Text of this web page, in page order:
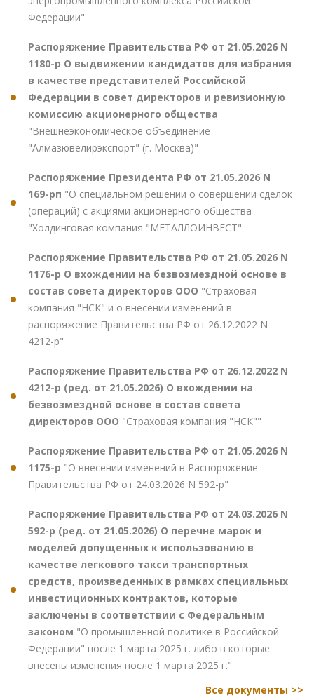
Федерации"
Распоряжение Правительства РФ от 21.05.2026 N
1180-р О выдвижении кандидатов для избрания
в качестве представителей Российской
Федерации в совет директоров и ревизионную
комиссию акционерного общества
"Внешнеэкономическое объединение
"Алмазювелирэкспорт" (г. Москва)"
Распоряжение Президента РФ от 21.05.2026 N
169-рп "О специальном решении о совершении сделок
(операций) с акциями акционерного общества
"Холдинговая компания "МЕТАЛЛОИНВЕСТ"
Распоряжение Правительства РФ от 21.05.2026 N
1176-р О вхождении на безвозмездной основе в
состав совета директоров ООО "Страховая
компания "НСК" и о внесении изменений в
распоряжение Правительства РФ от 26.12.2022 N
4212-р"
Распоряжение Правительства РФ от 26.12.2022 N
4212-р (ред. от 21.05.2026) О вхождении на
безвозмездной основе в состав совета
директоров ООО "Страховая компания "НСК""
Распоряжение Правительства РФ от 21.05.2026 N
1175-р "О внесении изменений в Распоряжение
Правительства РФ от 24.03.2026 N 592-р"
Распоряжение Правительства РФ от 24.03.2026 N
592-р (ред. от 21.05.2026) О перечне марок и
моделей допущенных к использованию в
качестве легкового такси транспортных
средств, произведенных в рамках специальных
инвестиционных контрактов, которые
заключены в соответствии с Федеральным
законом "О промышленной политике в Российской
Федерации" после 1 марта 2025 г. либо в которые
внесены изменения после 1 марта 2025 г."
Все документы >>